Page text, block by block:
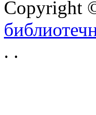
Copyright
. .